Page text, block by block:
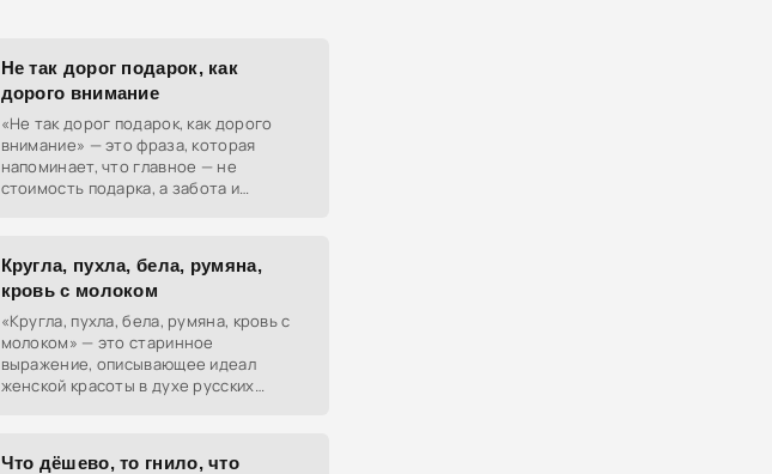
Не так дорог подарок, как
дорого внимание
«Не так дорог подарок, как дорого
внимание» — это фраза, которая
напоминает, что главное — не
стоимость подарка, а забота и
Кругла, пухла, бела, румяна,
кровь с молоком
«Кругла, пухла, бела, румяна, кровь с
молоком» — это старинное
выражение, описывающее идеал
женской красоты в духе русских
Что дёшево, то гнило, что